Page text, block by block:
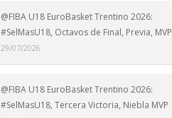
@FIBA U18 EuroBasket Trentino 2026:
#SelMasU18, Octavos de Final, Previa, MVP
29/07/2026
@FIBA U18 EuroBasket Trentino 2026:
#SelMasU18, Tercera Victoria, Niebla MVP